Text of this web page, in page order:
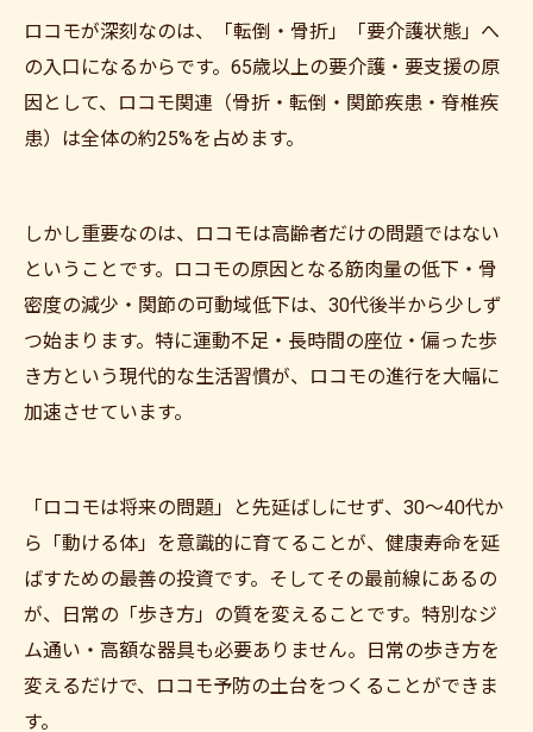
ロコモが深刻なのは、「転倒・骨折」「要介護状態」へ
の入口になるからです。65歳以上の要介護・要支援の原
因として、ロコモ関連（骨折・転倒・関節疾患・脊椎疾
患）は全体の約25%を占めます。
しかし重要なのは、ロコモは高齢者だけの問題ではない
ということです。ロコモの原因となる筋肉量の低下・骨
密度の減少・関節の可動域低下は、30代後半から少しず
つ始まります。特に運動不足・長時間の座位・偏った歩
き方という現代的な生活習慣が、ロコモの進行を大幅に
加速させています。
「ロコモは将来の問題」と先延ばしにせず、30〜40代か
ら「動ける体」を意識的に育てることが、健康寿命を延
ばすための最善の投資です。そしてその最前線にあるの
が、日常の「歩き方」の質を変えることです。特別なジ
ム通い・高額な器具も必要ありません。日常の歩き方を
変えるだけで、ロコモ予防の土台をつくることができま
す。